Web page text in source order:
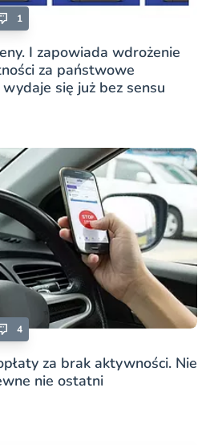
1
I zapowiada wdrożenie
za państwowe
się już bez sensu
4
za brak aktywności. Nie
nie ostatni